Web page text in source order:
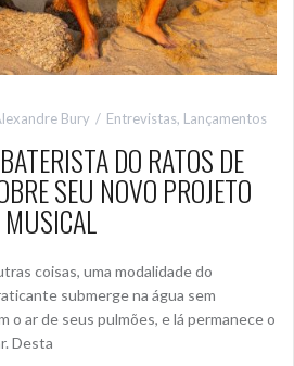
Bury Entrevistas, Lançamentos
DO RATOS DE
SEU NOVO PROJETO
MUSICAL
coisas, uma modalidade do
submerge na água sem
o ar de seus pulmões, e lá permanece o
Desta